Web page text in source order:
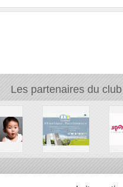
Les partenaires du club